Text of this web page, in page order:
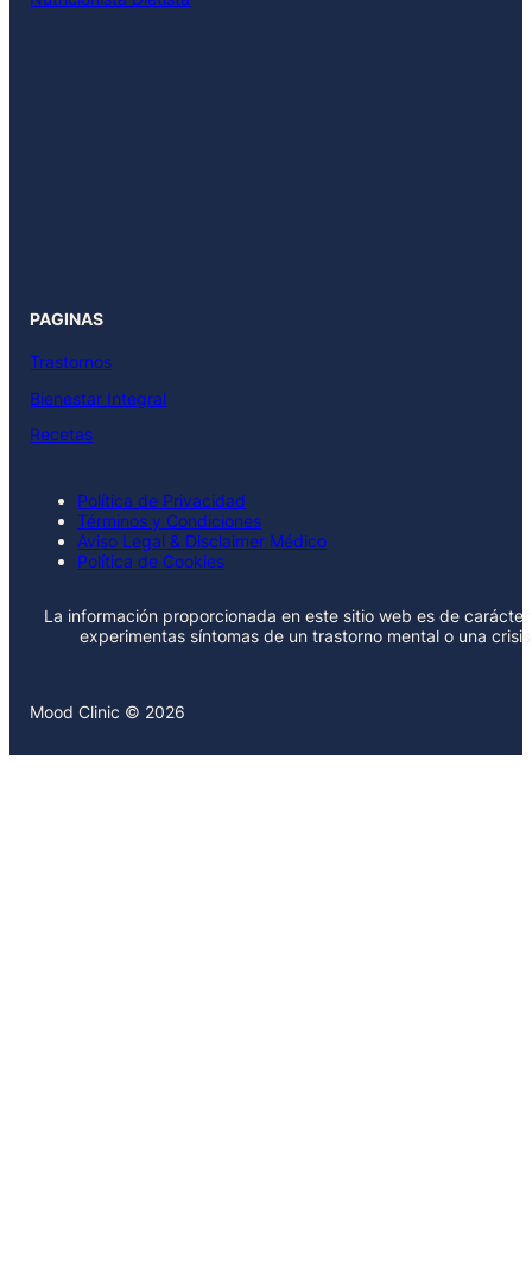
PAGINAS
Trastornos
Bienestar Integral
Recetas
Política de Privacidad
Términos y Condiciones
Aviso Legal & Disclaimer Médico
Política de Cookies
La información proporcionada en este sitio web es de
experimentas síntomas de un trastorno mental o una
Mood Clinic © 2026